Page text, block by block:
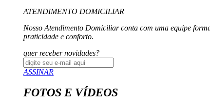
ATENDIMENTO DOMICILIAR
Nosso Atendimento Domiciliar conta com uma equipe
praticidade e conforto.
quer receber novidades?
ASSINAR
FOTOS E VÍDEOS